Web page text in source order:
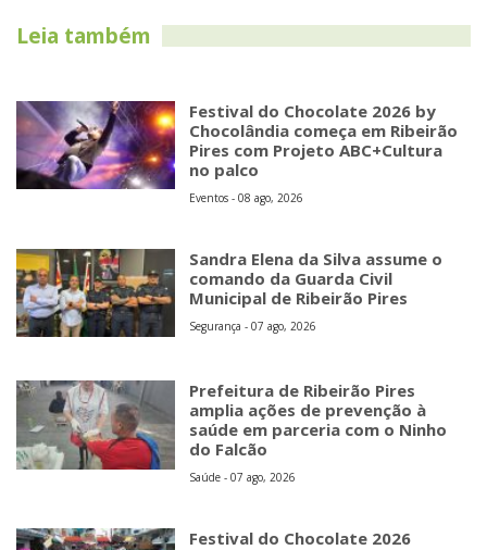
Leia também
Festival do Chocolate 2026 by
Chocolândia começa em Ribeirão
Pires com Projeto ABC+Cultura
no palco
Eventos - 08 ago, 2026
Sandra Elena da Silva assume o
comando da Guarda Civil
Municipal de Ribeirão Pires
Segurança - 07 ago, 2026
Prefeitura de Ribeirão Pires
amplia ações de prevenção à
saúde em parceria com o Ninho
do Falcão
Saúde - 07 ago, 2026
Festival do Chocolate 2026